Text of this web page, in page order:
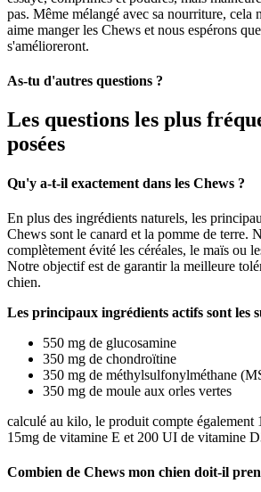
pas. Même mélangé avec sa nourriture, cela
aime manger les Chews et nous espérons
s'amélioreront.
As-tu d'autres questions ?
Les questions les plus
posées
Qu'y a-t-il exactement dans les Chews ?
En plus des ingrédients naturels, les
Chews sont le canard et la pomme de terre.
complètement évité les céréales, le maïs ou
Notre objectif est de garantir la meilleure
chien.
Les principaux ingrédients actifs sont les
550 mg de glucosamine
350 mg de chondroïtine
350 mg de méthylsulfonylméthane
350 mg de moule aux orles vertes
calculé au kilo, le produit compte également
15mg de vitamine E et 200 UI de vitamine
Combien de Chews mon chien doit-il